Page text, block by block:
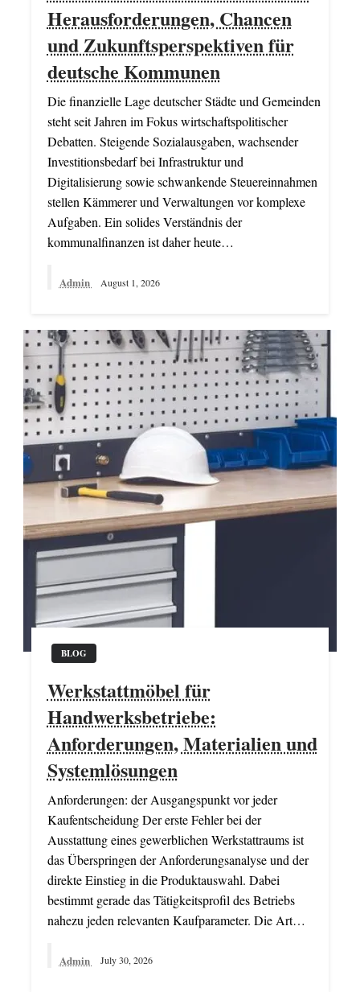
Herausforderungen, Chancen
und Zukunftsperspektiven für
deutsche Kommunen
Die finanzielle Lage deutscher Städte und Gemeinden
steht seit Jahren im Fokus wirtschaftspolitischer
Debatten. Steigende Sozialausgaben, wachsender
Investitionsbedarf bei Infrastruktur und
Digitalisierung sowie schwankende Steuereinnahmen
stellen Kämmerer und Verwaltungen vor komplexe
Aufgaben. Ein solides Verständnis der
kommunalfinanzen ist daher heute…
Admin August 1, 2026
BLOG
Werkstattmöbel für
Handwerksbetriebe:
Anforderungen, Materialien und
Systemlösungen
Anforderungen: der Ausgangspunkt vor jeder
Kaufentscheidung Der erste Fehler bei der
Ausstattung eines gewerblichen Werkstattraums ist
das Überspringen der Anforderungsanalyse und der
direkte Einstieg in die Produktauswahl. Dabei
bestimmt gerade das Tätigkeitsprofil des Betriebs
nahezu jeden relevanten Kaufparameter. Die Art…
Admin July 30, 2026